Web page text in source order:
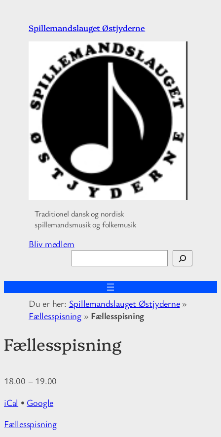
Spillemandslauget Østjyderne
Traditionel dansk og nordisk
spillemandsmusik og folkemusik
Bliv medlem
ø
g
Du er her: Spillemandslauget Østjyderne»
Fællesspisning» Fællesspisning
Fællesspisning
18.00 – 19.00
iCal • Google
M
Fællesspisning